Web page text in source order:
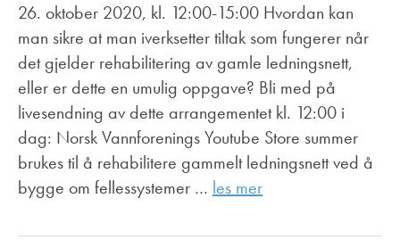
26. oktober 2020, kl. 12:00-15:00 Hvordan kan
man sikre at man iverksetter tiltak som fungerer når
det gjelder rehabilitering av gamle ledningsnett,
eller er dette en umulig oppgave? Bli med på
livesendning av dette arrangementet kl. 12:00 i
dag: Norsk Vannforenings Youtube Store summer
brukes til å rehabilitere gammelt ledningsnett ved å
bygge om fellessystemer … les mer